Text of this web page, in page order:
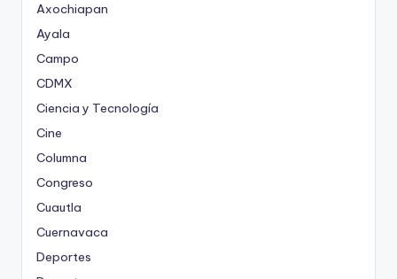
Axochiapan
Ayala
Campo
CDMX
Ciencia y Tecnología
Cine
Columna
Congreso
Cuautla
Cuernavaca
Deportes